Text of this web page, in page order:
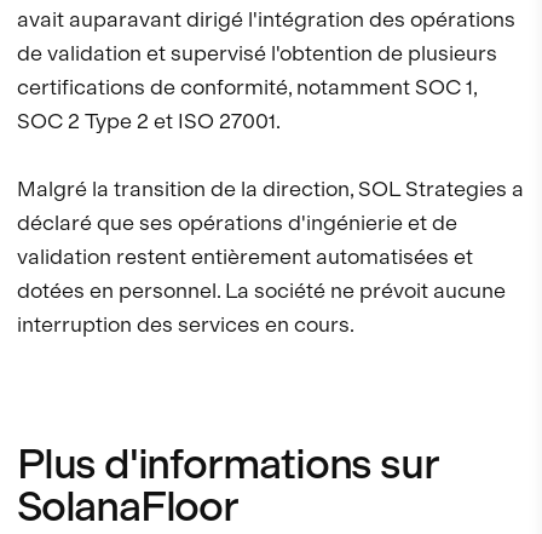
avait auparavant dirigé l'intégration des opérations
de validation et supervisé l'obtention de plusieurs
certifications de conformité, notamment SOC 1,
SOC 2 Type 2 et ISO 27001.
Malgré la transition de la direction, SOL Strategies a
déclaré que ses opérations d'ingénierie et de
validation restent entièrement automatisées et
dotées en personnel. La société ne prévoit aucune
interruption des services en cours.
Plus d'informations sur
SolanaFloor